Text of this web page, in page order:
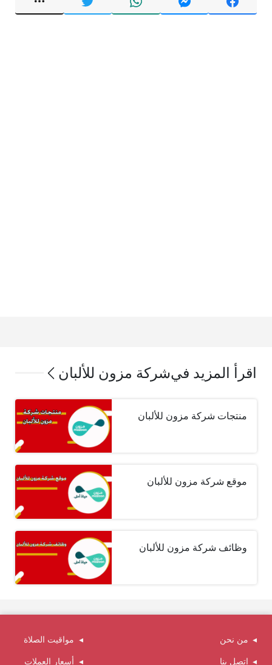
اقرأ المزيد فيشركة مزون للألبان
منتجات شركة مزون للألبان
موقع شركة مزون للألبان
وظائف شركة مزون للألبان
من نحن
اتصل بنا
مواقيت الصلاة
أسعار العملات